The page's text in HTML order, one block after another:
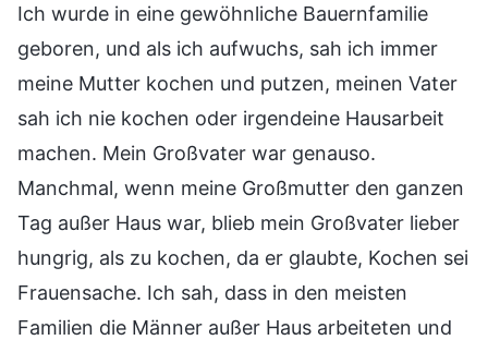
Ich wurde in eine gewöhnliche Bauernfamilie
geboren, und als ich aufwuchs, sah ich immer
meine Mutter kochen und putzen, meinen Vater
sah ich nie kochen oder irgendeine Hausarbeit
machen. Mein Großvater war genauso.
Manchmal, wenn meine Großmutter den ganzen
Tag außer Haus war, blieb mein Großvater lieber
hungrig, als zu kochen, da er glaubte, Kochen sei
Frauensache. Ich sah, dass in den meisten
Familien die Männer außer Haus arbeiteten und